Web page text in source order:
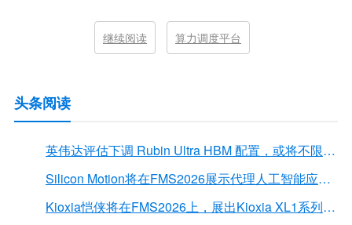
继续阅读 算力调度平台
头条阅读
英伟达评估下调 Rubin Ultra HBM 配置，或将不限于12Hi HBM4E
Silicon Motion将在FMS2026展示代理人工智能应用的下一代存储解决方案
Kioxia恺侠将在FMS2026上，展出Kioxia XL1系列内存扩展模块